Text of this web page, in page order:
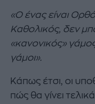
«Ο ένας είναι
Καθολικός, δεν
«κανονικός»
γάμοι».
Κάπως έτσι, οι
πώς θα γίνει